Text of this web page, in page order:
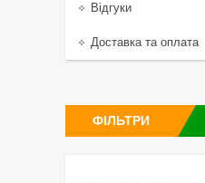
Відгуки
Доставка та оплата
ФІЛЬТРИ